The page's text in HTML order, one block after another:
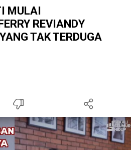
MULAI
REVIANDY
TAK TERDUGA